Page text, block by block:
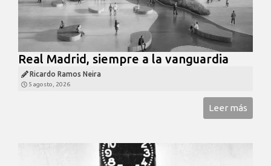
Real Madrid, siempre a la vanguardia
Ricardo Ramos Neira
5 agosto, 2026
Leer más